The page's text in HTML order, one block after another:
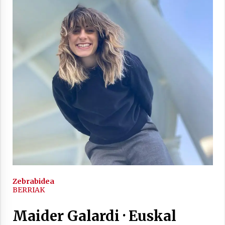
2021/11/25
Mahai-ingurua: irratia, podcastak
eta ondoren zer?
Zebrabidea
BERRIAK
Maider Galardi · Euskal